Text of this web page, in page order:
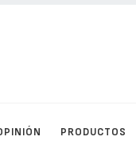
PRODUCTOS